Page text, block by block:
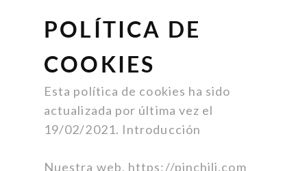
POLÍTICA DE
COOKIES
Esta política de cookies ha sido
actualizada por última vez el
19/02/2021. Introducción
Nuestra web, https://pinchili.com